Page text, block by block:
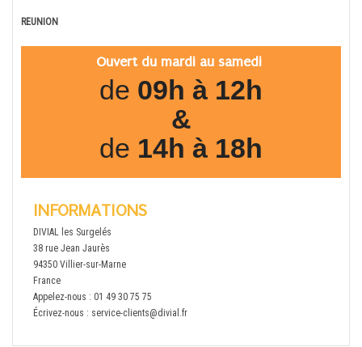
REUNION
Ouvert du mardi au samedi
de 09h à 12h
&
de 14h à 18h
INFORMATIONS
DIVIAL les Surgelés
38 rue Jean Jaurès
94350 Villier-sur-Marne
France
Appelez-nous : 01 49 30 75 75
Écrivez-nous : service-clients@divial.fr